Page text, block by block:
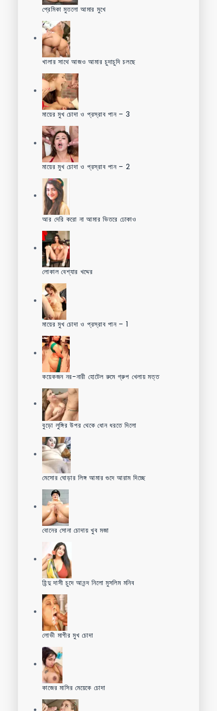
প্রেমিকা মুতলো আমার মুখে
খালার সাথে আজও আমার চুদাচুদি চলছে
মায়ের মুখ চোদা ও প্রস্রাব পান – 3
মায়ের মুখ চোদা ও প্রস্রাব পান – 2
আর দেরি করো না আমার ভিতরে ঢোকাও
লোকাল বেশ্যার খদ্দের
মায়ের মুখ চোদা ও প্রস্রাব পান – 1
কয়েকজন নর-নারী হোটেল রুমে গ্রুপ খেলায় মত্ত
বুড়ো লুঙ্গির উপর থেকে ধোন ধরতে দিলো
মেসোর ঘোড়ার লিঙ্গ আমার গুদে আরাম দিচ্ছে
বোনের সোনা চোদায় খুব মজা
হিন্দু দাসী চুদে আনন্দ নিলো মুসলিম মনিব
লোভী মাগীর মুখ চোদা
কাজের মাসির মেয়েকে চোদা